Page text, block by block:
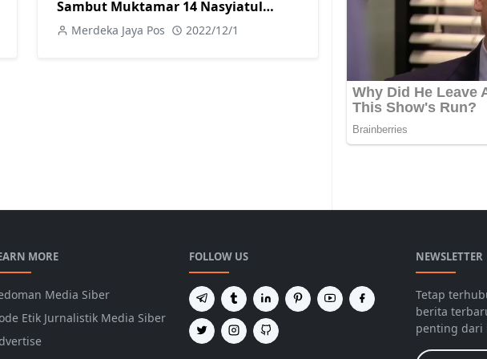
Sambut Muktamar 14 Nasyiatul
Aisyiyah
Merdeka Jaya Pos 2022/12/1
MORE
Media Siber
Etik Jurnalistik Media Siber
FOLLOW US NEWSLETTER
Tetap
berita
penting dari